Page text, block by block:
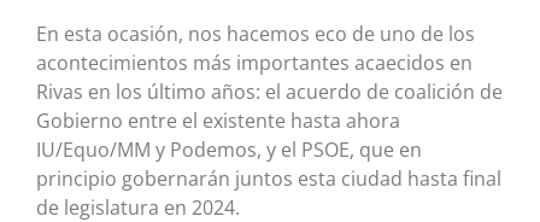
En esta ocasión, nos hacemos eco de uno de los
acontecimientos más importantes acaecidos en
Rivas en los último años: el acuerdo de coalición de
Gobierno entre el existente hasta ahora
IU/Equo/MM y Podemos, y el PSOE, que en
principio gobernarán juntos esta ciudad hasta final
de legislatura en 2024.